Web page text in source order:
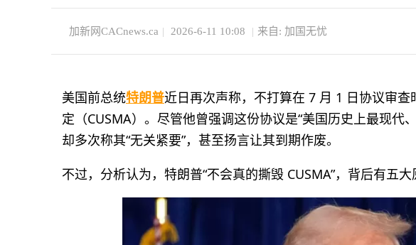
新
网
加新网CACnews.ca | 2026-6-11 10:08 | 来自: 加国无忧
美国前总统特朗普近日再次声称，不打算在 7 月 1 日协议审查
定（CUSMA）。尽管他曾强调这份协议是“美国历史上最现代
却多次称其“无关紧要”，甚至扬言让其到期作废。
不过，分析认为，特朗普“不会真的撕毁 CUSMA”，背后有五大